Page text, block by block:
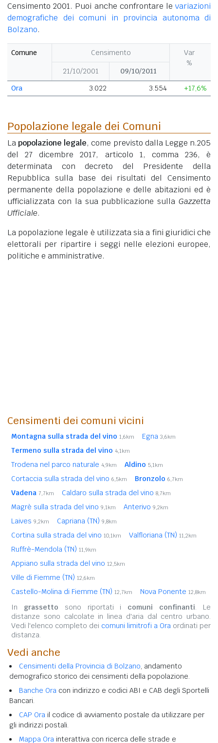
Censimento 2001. Puoi anche confrontare le variazioni
demografiche dei comuni in provincia autonoma di
Bolzano.
Comune Censimento
Var
%
21/10/2001
09/10/2011
Ora
3.022 3.554 +17,6%
Popolazione legale dei Comuni
Lapopolazione legale, come previsto dalla Legge n.205
del 27 dicembre 2017, articolo 1, comma 236, è
determinata con decreto del Presidente della
Repubblica sulla base dei risultati del Censimento
permanente della popolazione e delle abitazioni ed è
ufficializzata con la sua pubblicazione sulla Gazzetta
Ufficiale.
La popolazione legale è utilizzata sia a fini giuridici che
elettorali per ripartire i seggi nelle elezioni europee,
politiche e amministrative.
Censimenti dei comuni vicini
Montagna sulla strada del vino 1,6km Egna 3,6km
Termeno sulla strada del vino 4,1km
Trodena nel parco naturale 4,9km Aldino 5,1km
Cortaccia sulla strada del vino 6,5km Bronzolo 6,7km
Vadena 7,7km Caldaro sulla strada del vino 8,7km
Magrè sulla strada del vino 9,1km Anterivo 9,2km
Laives 9,2km Capriana (TN) 9,8km
Cortina sulla strada del vino 10,1km Valfloriana (TN) 11,2km
Ruffrè-Mendola (TN) 11,9km
Appiano sulla strada del vino 12,5km
Ville di Fiemme (TN) 12,6km
Castello-Molina di Fiemme (TN) 12,7km Nova Ponente 12,8km
In grassetto sono riportati i comuni confinanti. Le
distanze sono calcolate in linea d'aria dal centro urbano.
Vedi l'elenco completo dei comuni limitrofi a Ora ordinati per
distanza.
Vedi anche
Censimenti della Provincia di Bolzano, andamento
demografico storico dei censimenti della popolazione.
Banche Ora con indirizzo e codici ABI e CAB degli Sportelli
Bancari.
CAP Ora il codice di avviamento postale da utilizzare per
gli indirizzi postali.
Mappa Ora interattiva con ricerca delle strade e